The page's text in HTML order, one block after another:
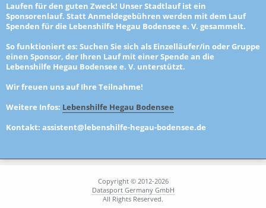
Laufen für den guten Zweck! Unser Stadtlauf ist ein
Sponsorenlauf. Statt Anmeldegebühren werden mit dem Lauf
Spenden für die Lebenshilfe Hegau Bodensee e. V. gesammelt.
So funktioniert es: Suchen Sie sich als Einzelläufer/in oder Gruppe
einen Sponsor, der Ihren Lauf mit einer Spende an die
Lebenshilfe Hegau Bodensee e. V. unterstützt.
Wir freuen uns auf Ihre Teilnahme!
Weitere Infos: Lebenshilfe Hegau Bodensee
Kontakt: assistent@lebenshilfe-hegau-bodensee.de
Copyright © 2012-2026
Datasport Germany GmbH
All Rights Reserved.